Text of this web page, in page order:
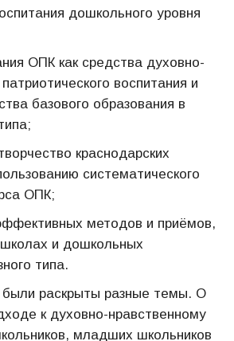
дошкольного уровня
ОПК как средства духовно-
воспитания и
базового образования в
краснодарских
систематического
ОПК;
методов и приёмов,
и дошкольных
типа.
были раскрыты разные темы. О
к духовно-нравственному
младших школьников